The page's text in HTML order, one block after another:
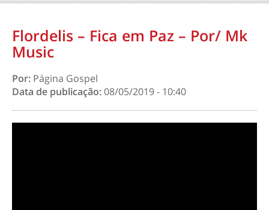
Flordelis – Fica em Paz – Por/ Mk
Music
Por: Página Gospel
Data de publicação:08/05/2019 - 10:40